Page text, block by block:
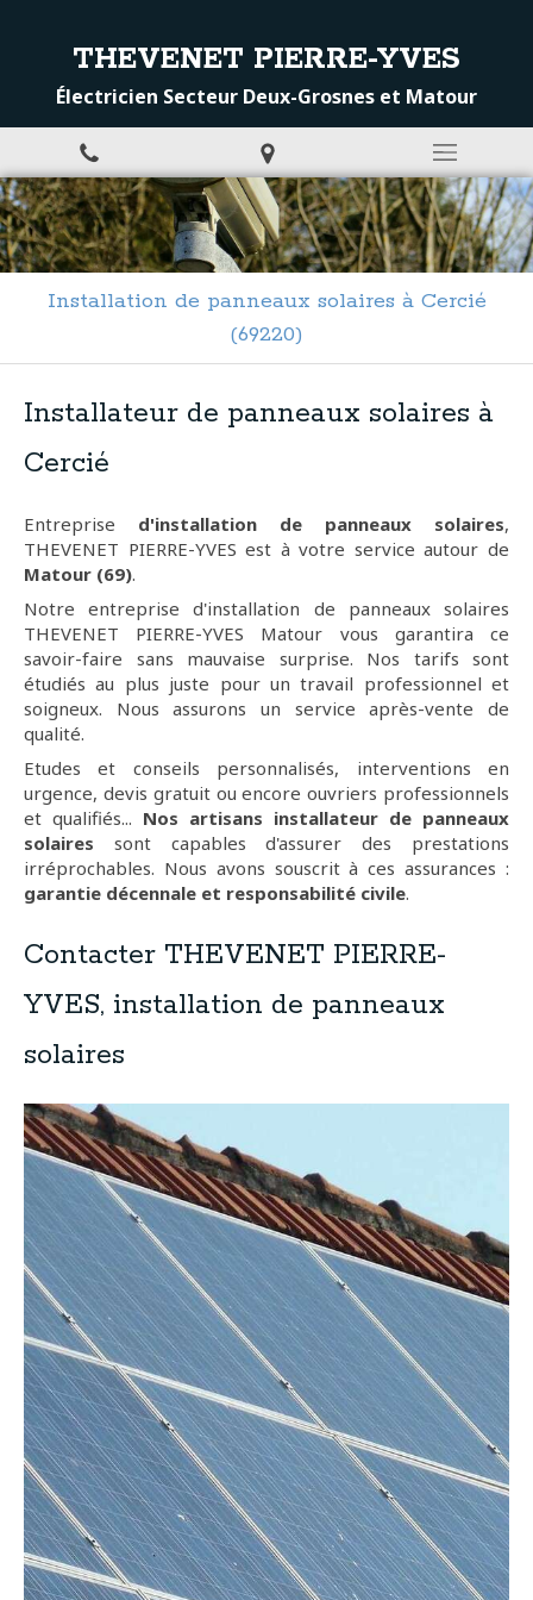
THEVENET PIERRE-YVES
Électricien Secteur Deux-Grosnes et Matour
Installation de panneaux solaires à Cercié
(69220)
Installateur de panneaux solaires à
Cercié
Entreprise d'installation de panneaux solaires,
THEVENET PIERRE-YVES est à votre service autour de
Matour (69).
Notre entreprise d'installation de panneaux solaires
THEVENET PIERRE-YVES Matour vous garantira ce
savoir-faire sans mauvaise surprise. Nos tarifs sont
étudiés au plus juste pour un travail professionnel et
soigneux. Nous assurons un service après-vente de
qualité.
Etudes et conseils personnalisés, interventions en
urgence, devis gratuit ou encore ouvriers professionnels
et qualifiés... Nos artisans installateur de panneaux
solaires sont capables d'assurer des prestations
irréprochables. Nous avons souscrit à ces assurances :
garantie décennale et responsabilité civile.
Contacter THEVENET PIERRE-
YVES, installation de panneaux
solaires